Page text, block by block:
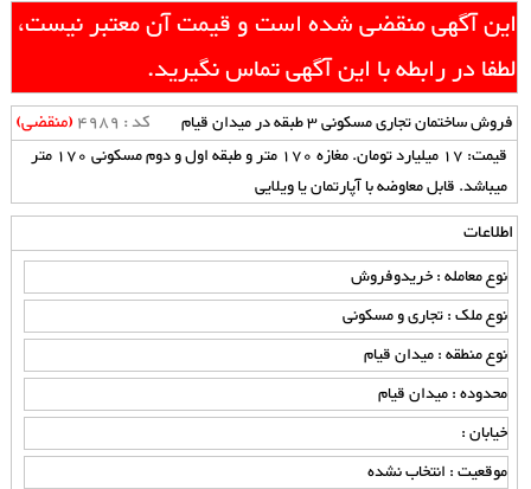
این آگهی منقضی شده است و قیمت آن معتبر نیست،
لطفا در رابطه با این آگهی تماس نگیرید.
فروش ساختمان تجاری مسکونی 3 طبقه در میدان قیام کد : 4989 (منقضی)
قیمت: 17 میلیارد تومان. مغازه 170 متر و طبقه اول و دوم مسکونی 170 متر
میباشد. قابل معاوضه با آپارتمان یا ویلایی
اطلاعات
نوع معامله : خریدوفروش
نوع ملک : تجاری و مسکونی
نوع منطقه : میدان قیام
محدوده : میدان قیام
خیابان :
موقعیت : انتخاب نشده